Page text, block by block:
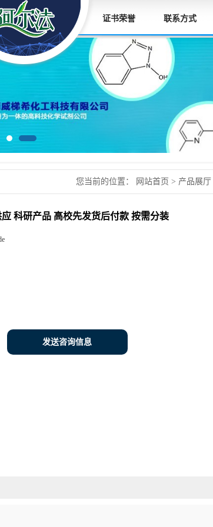
证书荣誉 联系方式
您当前的位置： 网站首页 > 产品展厅
应 科研产品 高校先发货后付款 按需分装
发送咨询信息